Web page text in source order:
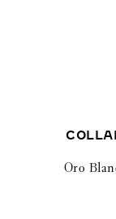
Oro